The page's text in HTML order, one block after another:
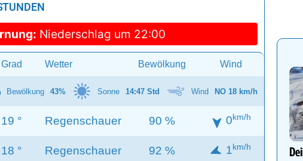
Niederschlag um 22:00
Grad Wetter Bewölkung Wind
Bewölkung 43% Sonne 14:47 Std Wind NO 18 km/h
19 ° Regenschauer 90 % 0km/h
18 ° Regenschauer 92 % 1km/h